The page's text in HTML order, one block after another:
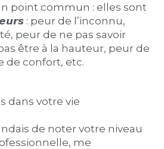
point commun : elles sont
: peur de l’inconnu,
peur de ne pas savoir
être à la hauteur, peur de
de confort, etc.
dans votre vie
de noter votre niveau
me